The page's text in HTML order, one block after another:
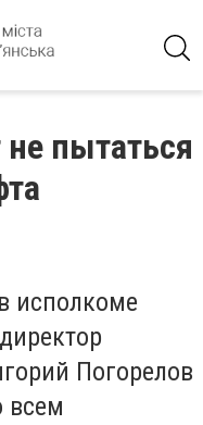
пытаться
исполкоме
Погорелов
всем